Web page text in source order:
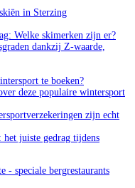
in Sterzing
Welke skimerken zijn er?
dankzij Z-waarde,
te boeken?
deze populaire wintersport
zijn echt
het juiste gedrag tijdens
- speciale bergrestaurants